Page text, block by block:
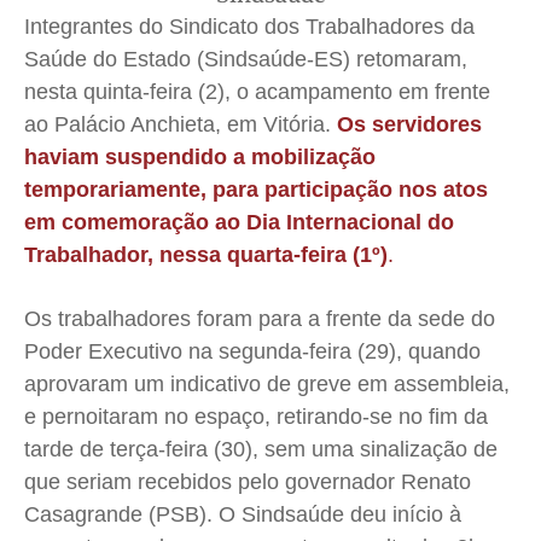
Quem Somos
Expediente
Contato
Anuncie
Termos de Uso
Quem Somos
Expediente
Contato
Anuncie
Termos de Uso
Quem Somos
Expediente
Contato
Anuncie
Termos de Uso
Quem Somos
Expediente
Contato
Anuncie
Termos de Uso
Integrantes do Sindicato dos Trabalhadores da
Saúde do Estado (Sindsaúde-ES) retomaram,
nesta quinta-feira (2), o acampamento em frente
ao Palácio Anchieta, em Vitória. Os servidores
haviam suspendido a mobilização
temporariamente, para participação nos atos
em comemoração ao Dia Internacional do
Trabalhador, nessa quarta-feira (1º).
Os trabalhadores foram para a frente da sede do
Poder Executivo na segunda-feira (29), quando
aprovaram um indicativo de greve em assembleia,
e pernoitaram no espaço, retirando-se no fim da
tarde de terça-feira (30), sem uma sinalização de
que seriam recebidos pelo governador Renato
Casagrande (PSB). O Sindsaúde deu início à